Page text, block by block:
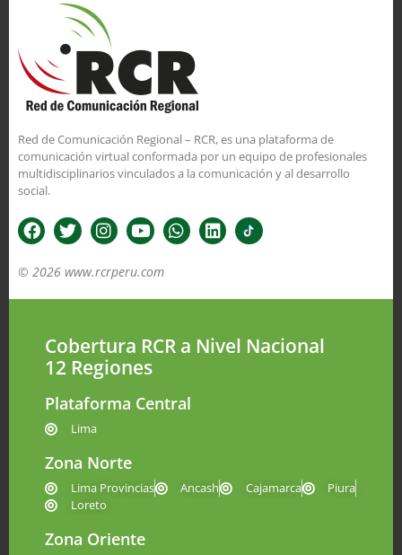
Red de Comunicación Regional – RCR, es una plataforma de
comunicación virtual conformada por un equipo de profesionales
multidisciplinarios vinculados a la comunicación y al desarrollo
social.
© 2026 www.rcrperu.com
Cobertura RCR a Nivel Nacional
12 Regiones
Plataforma Central
Lima
Zona Norte
Lima Provincias Ancash Cajamarca
Piura
Loreto
Zona Oriente